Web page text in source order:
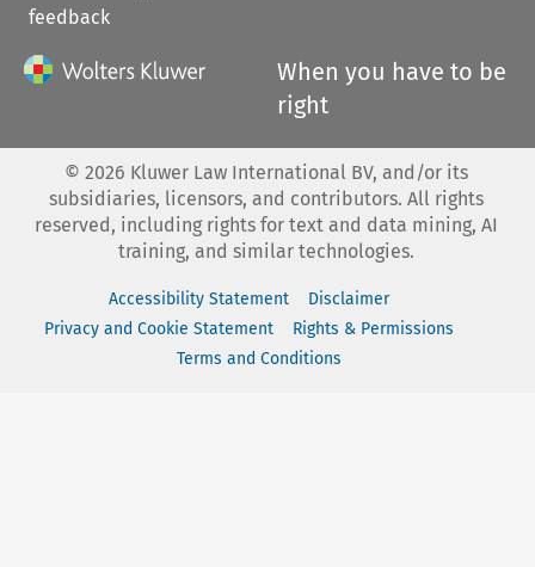
feedback
When you have to be
right
© 2026 Kluwer Law International BV, and/or its
subsidiaries, licensors, and contributors. All rights
reserved, including rights for text and data mining, AI
training, and similar technologies.
Accessibility Statement
Disclaimer
Privacy and Cookie Statement
Rights & Permissions
Terms and Conditions